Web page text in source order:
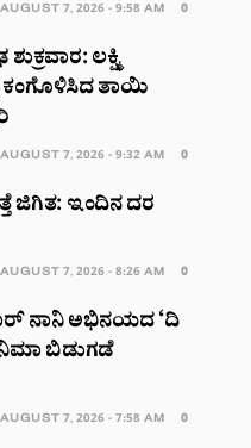
AUGUST 7, 2026 - 9:58 AM 0
ಲಕ್ಷ್ಮಿ
ಕಂಗೊಳಿಸಿದ ತಾಯಿ
AUGUST 7, 2026 - 9:32 AM 0
ಜಿಗಿತ: ಇಂದಿನ ದರ
AUGUST 7, 2026 - 8:26 AM 0
ನಾನಿ ಅಭಿನಯದ ‘ದಿ
ಬಿಡುಗಡೆ
AUGUST 7, 2026 - 7:58 AM 0